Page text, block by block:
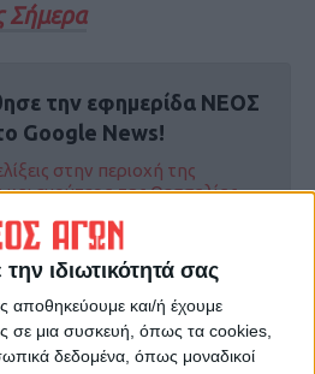
ιδιωτικότητά σας
αποθηκεύουμε και/ή έχουμε
σε μια συσκευή, όπως τα cookies,
δεδομένα, όπως μοναδικοί
Σήμερα
την εφημερίδα ΝΕΟΣ
Google News!
στην περιοχή της
ευρύτερα της Θεσσαλίας
ΕΠΟΜΕΝΟ ΑΡΘΡΟ
Προχωρά η κατασκευή του
μνημείου με το Mirage για τον
ήρωα Μπαλταδώρο